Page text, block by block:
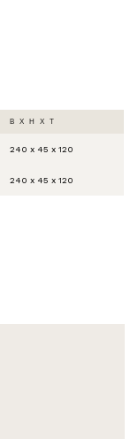
B X H X T
240 x 45 x 120
240 x 45 x 120